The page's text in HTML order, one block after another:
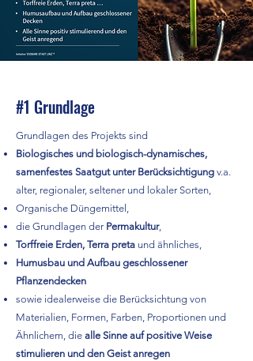
#1 Grundlage
Grundlagen des Projekts sind
Biologisches und biologisch-dynamisches,
samenfestes Saatgut unter Berücksichtigung v.a.
alter, regionaler, seltener und lokaler Sorten,
Organische Düngemittel,
die Grundlagen der Permakultur,
Torffreie Erden, Terra preta und ähnliches,
Humusbau und Aufbau geschlossener
Pflanzendecken
sowie idealerweise die Berücksichtung von
Materialien, Formen, Farben, Proportionen und
Ähnlichem, die alle Sinne auf positive Weise
stimulieren und den Geist anregen